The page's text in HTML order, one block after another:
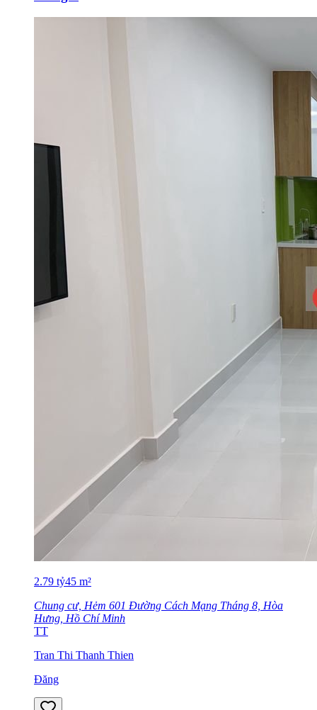
2.79 tỷ45 m²
Chung cư, Hẻm 601 Đường Cách Mạng Tháng 8, Hòa
Hưng, Hồ Chí Minh
TT
Tran Thi Thanh Thien
Đăng